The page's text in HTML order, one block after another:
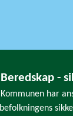
Beredskap -
Kommunen har
befolkningens